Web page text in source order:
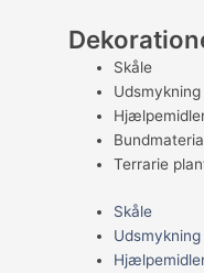
Skåle
Udsmykning
Terrarie
Skåle
Udsmykning